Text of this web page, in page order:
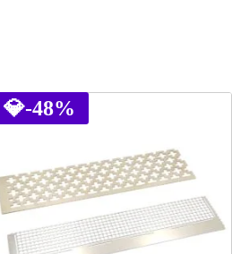
💎-48%